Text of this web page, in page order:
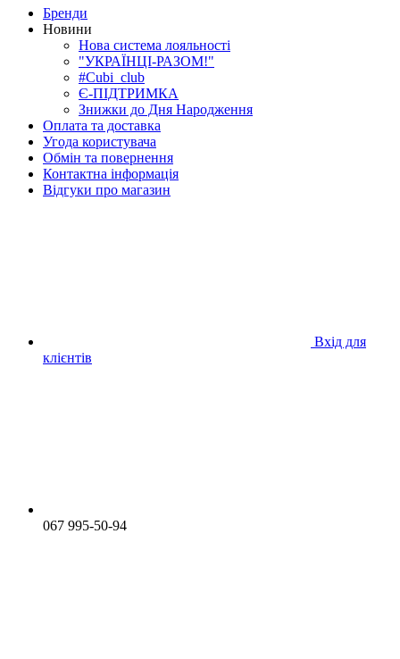
Бренди
Новини
Нова система лояльності
"УКРАЇНЦІ-РАЗОМ!"
#Cubi_club
Є-ПІДТРИМКА
Знижки до Дня Народження
Оплата та доставка
Угода користувача
Обмін та повернення
Контактна інформація
Відгуки про магазин
Вхід для
клієнтів
067 995-50-94